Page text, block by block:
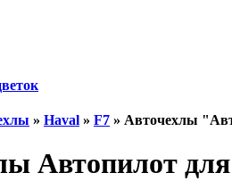
» Haval » F7 » Авточехлы
Автопилот